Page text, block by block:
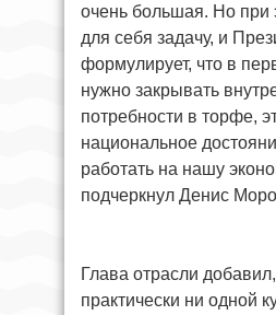
очень большая. Но при
для себя задачу, и
формулирует, что в
нужно закрывать
потребности в торфе,
национальное
работать на нашу
подчеркнул Денис
Глава отрасли
практически ни одной